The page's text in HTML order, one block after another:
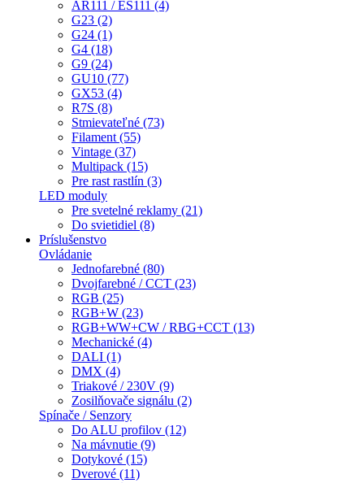
AR111 / ES111 (4)
G23 (2)
G24 (1)
G4 (18)
G9 (24)
GU10 (77)
GX53 (4)
R7S (8)
Stmievateľné (73)
Filament (55)
Vintage (37)
Multipack (15)
Pre rast rastlín (3)
LED moduly
Pre svetelné reklamy (21)
Do svietidiel (8)
Príslušenstvo
Ovládanie
Jednofarebné (80)
Dvojfarebné / CCT (23)
RGB (25)
RGB+W (23)
RGB+WW+CW / RBG+CCT (13)
Mechanické (4)
DALI (1)
DMX (4)
Triakové / 230V (9)
Zosilňovače signálu (2)
Spínače / Senzory
Do ALU profilov (12)
Na mávnutie (9)
Dotykové (15)
Dverové (11)